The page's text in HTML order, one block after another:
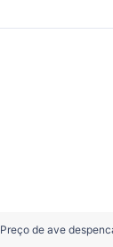
Preço de ave